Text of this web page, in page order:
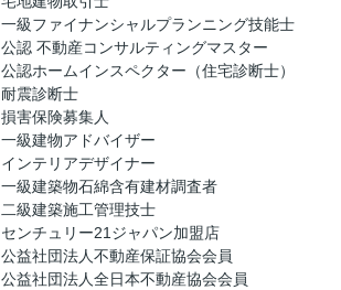
一級ファイナンシャルプランニング技能士
公認 不動産コンサルティングマスター
公認ホームインスペクター（住宅診断士）
耐震診断士
損害保険募集人
一級建物アドバイザー
インテリアデザイナー
一級建築物石綿含有建材調査者
二級建築施工管理技士
センチュリー21ジャパン加盟店
公益社団法人不動産保証協会会員
公益社団法人全日本不動産協会会員